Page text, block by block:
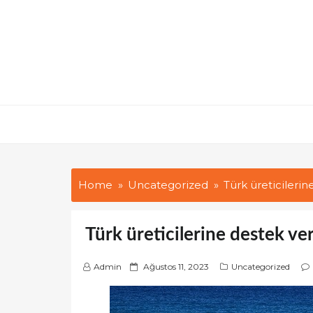
Home Uncategorized Türk
Türk üreticilerine destek
Admin
P
s
Ağustos 11, 2023 Uncategorized